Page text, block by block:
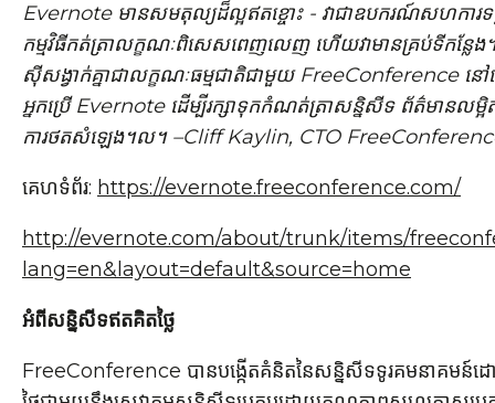
Evernote មានសមតុល្យដ៏ល្អឥតខ្ចោះ - វាជាឧបករណ៍សហការទ
កម្មវិធីកត់ត្រាលក្ខណៈពិសេសពេញលេញ ហើយវាមានគ្រប់ទីកន្លែង
ស៊ីសង្វាក់គ្នាជាលក្ខណៈធម្មជាតិជាមួយ FreeConference ន
អ្នកប្រើ Evernote ដើម្បីរក្សាទុកកំណត់ត្រាសន្និសីទ ព័ត៌មានលម្អិ
ការថតសំឡេង។ល។ –Cliff Kaylin, CTO
គេហទំព័រ: https://evernote.freeconference.com/
http://evernote.com/about/trunk/items/
lang=en&layout=default&source=home
អំពីសន្និសីទឥតគិតថ្លៃ
FreeConference បានបង្កើតគំនិតនៃសន្និសីទទូរគមនាគមន៍